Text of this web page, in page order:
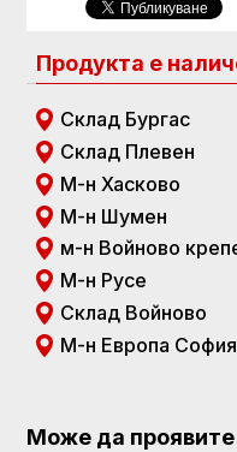
Продукта е
Склад Бургас
Склад Плевен
М-н Хасково
М-н Шумен
м-н Войново
М-н Русе
Склад Войново
М-н Европа София
Може да